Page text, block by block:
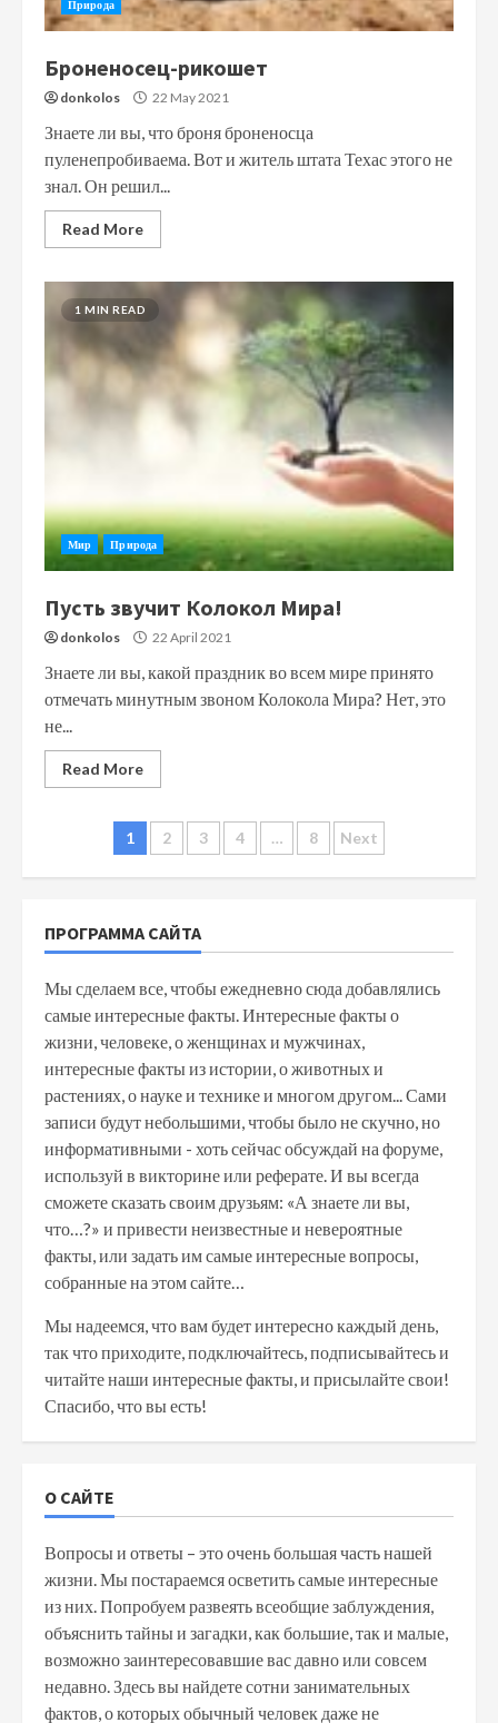
Природа
Броненосец-рикошет
donkolos 22 May 2021
Знаете ли вы, что броня броненосца
пуленепробиваема. Вот и житель штата Техас этого не
знал. Он решил...
Read More
1 MIN READ
Мир Природа
Пусть звучит Колокол Мира!
donkolos 22 April 2021
Знаете ли вы, какой праздник во всем мире принято
отмечать минутным звоном Колокола Мира? Нет, это
не...
Read More
Posts
navigation
1 2 3 4 … 8 Next
ПРОГРАММА САЙТА
Мы сделаем все, чтобы ежедневно сюда добавлялись
самые интересные факты. Интересные факты о
жизни, человеке, о женщинах и мужчинах,
интересные факты из истории, о животных и
растениях, о науке и технике и многом другом... Сами
записи будут небольшими, чтобы было не скучно, но
информативными - хоть сейчас обсуждай на форуме,
используй в викторине или реферате. И вы всегда
сможете сказать своим друзьям: «А знаете ли вы,
что…?» и привести неизвестные и невероятные
факты, или задать им самые интересные вопросы,
собранные на этом сайте…
Мы надеемся, что вам будет интересно каждый день,
так что приходите, подключайтесь, подписывайтесь и
читайте наши интересные факты, и присылайте свои!
Спасибо, что вы есть!
О САЙТЕ
Вопросы и ответы – это очень большая часть нашей
жизни. Мы постараемся осветить самые интересные
из них. Попробуем развеять всеобщие заблуждения,
объяснить тайны и загадки, как большие, так и малые,
возможно заинтересовавшие вас давно или совсем
недавно. Здесь вы найдете сотни занимательных
фактов, о которых обычный человек даже не